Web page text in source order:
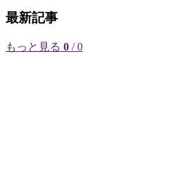
最新記事
もっと見る 0 / 0